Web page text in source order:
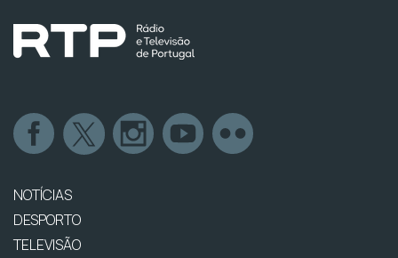
NOTÍCIAS
DESPORTO
TELEVISÃO